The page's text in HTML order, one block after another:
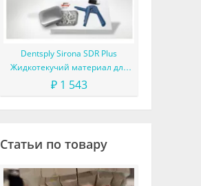
Dentsply Sirona SDR Plus
Жидкотекучий материал для
жевательных зубов
₽ 1 543
Статьи по товару